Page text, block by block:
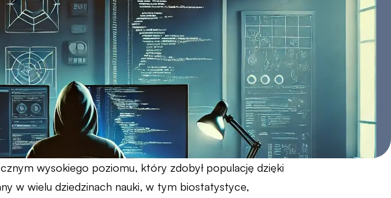
wysokiego poziomu, który zdobył populację dzięki
w wielu dziedzinach nauki, w tym biostatystyce,